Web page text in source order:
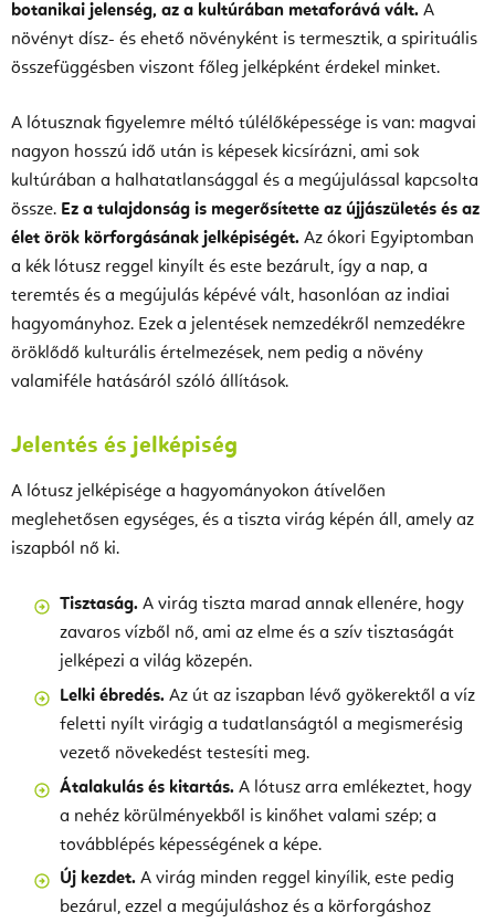
botanikai jelenség, az a kultúrában metaforává vált. A
növényt dísz- és ehető növényként is termesztik, a spirituális
összefüggésben viszont főleg jelképként érdekel minket.
A lótusznak figyelemre méltó túlélőképessége is van: magvai
nagyon hosszú idő után is képesek kicsírázni, ami sok
kultúrában a halhatatlansággal és a megújulással kapcsolta
össze. Ez a tulajdonság is megerősítette az újjászületés és az
élet örök körforgásának jelképiségét. Az ókori Egyiptomban
a kék lótusz reggel kinyílt és este bezárult, így a nap, a
teremtés és a megújulás képévé vált, hasonlóan az indiai
hagyományhoz. Ezek a jelentések nemzedékről nemzedékre
öröklődő kulturális értelmezések, nem pedig a növény
valamiféle hatásáról szóló állítások.
Jelentés és jelképiség
A lótusz jelképisége a hagyományokon átívelően
meglehetősen egységes, és a tiszta virág képén áll, amely az
iszapból nő ki.
Tisztaság. A virág tiszta marad annak ellenére, hogy
zavaros vízből nő, ami az elme és a szív tisztaságát
jelképezi a világ közepén.
Lelki ébredés. Az út az iszapban lévő gyökerektől a víz
feletti nyílt virágig a tudatlanságtól a megismerésig
vezető növekedést testesíti meg.
Átalakulás és kitartás. A lótusz arra emlékeztet, hogy
a nehéz körülményekből is kinőhet valami szép; a
továbblépés képességének a képe.
Új kezdet. A virág minden reggel kinyílik, este pedig
bezárul, ezzel a megújuláshoz és a körforgáshoz